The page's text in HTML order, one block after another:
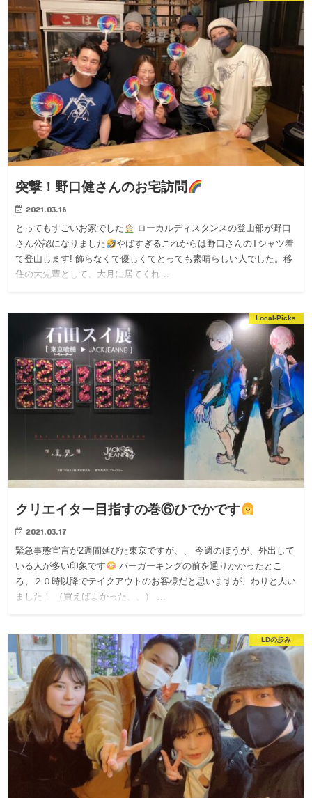
突撃！野口健さんのお宅訪問
2021.03.16
とってもすごいお家でした
ローカルディスタンスの登山部が野口
さん公認になりました
やばすぎるこれからは野口さんのTシャツ着
て登山します! 飾らなくて優しくてとっても素晴らしい人でした。移
住の大先輩として、大月に居てくれ…
Local-Picks
クリエイター目指すの巻⑥ひでかです
2021.03.17
緊急事態宣言が2週間延びた東京ですが、、 今週のほうが、外出して
いる人が多い印象です
バーガーキングの前を通りかかったとこ
ろ、２０時以降でテイクアウトのお客様だと思いますが、わりと人い
ました！ （買えばよかった、、） …
LDの歩み